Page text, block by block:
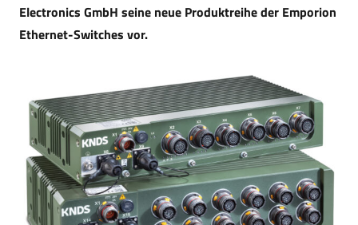
Electronics GmbH seine neue Produktreihe der Emporion
Ethernet-Switches vor.